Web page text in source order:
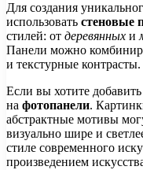
Для создания
использовать стеновые
стилей: от деревянных и
Панели можно
и текстурные контрасты.
Если вы хотите
на фотопанели.
абстрактные мотивы
визуально шире и
стиле современного
произведением